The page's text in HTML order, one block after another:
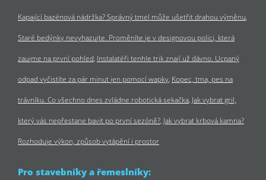
Kapající bazénová nádržka? Správný tmel může ušetřit drahou výměnu
Staré bedýnky nevyhazujte. Proměníte je v designovou polici, která
zaujme na první pohled Instalatéři tenhle trik znají už dávno. Ucpaný
odpad vyčistíte za pár minut jen pomocí wapky Kopec, tma, pes na
trávníku. Co všechno dnes zvládne robotická sekačka Jak vybrat gril,
který vás nepřestane bavit po první sezóně? Jak vybrat krbová kamna?
Rozhoduje výkon, způsob vytápění i prostor
Pro stavebníky a řemeslníky: